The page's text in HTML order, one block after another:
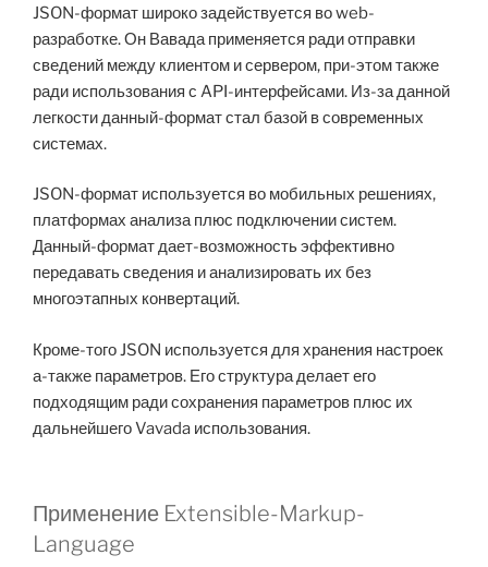
JSON-формат широко задействуется во web-
разработке. Он Вавада применяется ради отправки
сведений между клиентом и сервером, при-этом также
ради использования с API-интерфейсами. Из-за данной
легкости данный-формат стал базой в современных
системах.
JSON-формат используется во мобильных решениях,
платформах анализа плюс подключении систем.
Данный-формат дает-возможность эффективно
передавать сведения и анализировать их без
многоэтапных конвертаций.
Кроме-того JSON используется для хранения настроек
а-также параметров. Его структура делает его
подходящим ради сохранения параметров плюс их
дальнейшего Vavada использования.
Применение Extensible-Markup-
Language